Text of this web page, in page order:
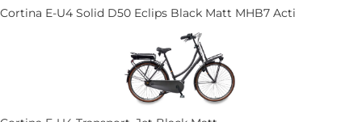
Cortina E-U4 Solid D50 Eclips Black Matt MHB7 Acti